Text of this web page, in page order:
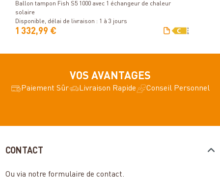
Ballon tampon Fish S5 1000 avec 1 échangeur de chaleur
solaire
Disponible, délai de livraison : 1 à 3 jours
1 332,99 €
VOS AVANTAGES
Paiement Sûr Livraison Rapide Conseil Personnel
CONTACT
Ou via notreformulaire de contact.